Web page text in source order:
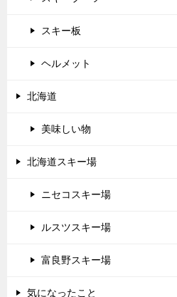
スキー板
ヘルメット
北海道
美味しい物
北海道スキー場
ニセコスキー場
ルスツスキー場
富良野スキー場
気になったこと